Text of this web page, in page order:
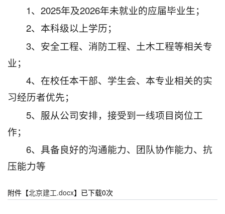
1、2025年及2026年未就业的应届毕业生；
2、本科级以上学历；
3、安全工程、消防工程、土木工程等相关专
业；
4、在校任本干部、学生会、本专业相关的实
习经历者优先；
5、服从公司安排，接受到一线项目岗位工
作；
6、具备良好的沟通能力、团队协作能力、抗
压能力等
附件【北京建工.docx】已下载0次